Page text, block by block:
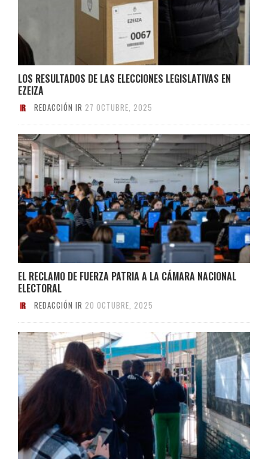
LOS RESULTADOS DE LAS ELECCIONES LEGISLATIVAS EN
EZEIZA
REDACCIÓN IR 27 OCTUBRE, 2025
EL RECLAMO DE FUERZA PATRIA A LA CÁMARA NACIONAL
ELECTORAL
REDACCIÓN IR 20 OCTUBRE, 2025